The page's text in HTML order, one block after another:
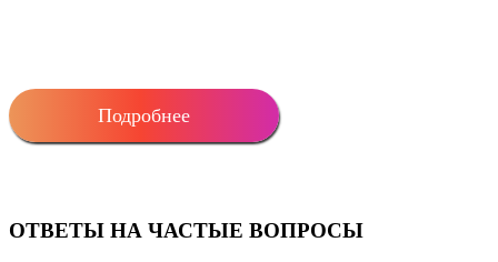
Подробнее
ОТВЕТЫ НА ЧАСТЫЕ ВОПРОСЫ